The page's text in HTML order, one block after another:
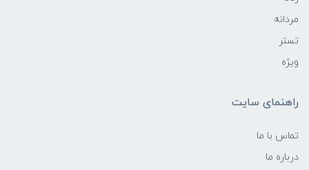
مردانه
تستر
ویژه
راهنمای سایت
تماس با ما
درباره ما